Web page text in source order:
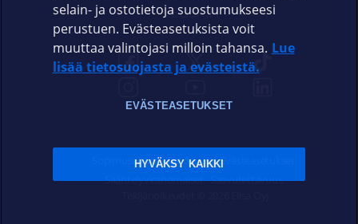
ELISA.FI
Sopimusehdot Tietosuoja Evästeasetukset
Sääntelyviranomaiset Saavutettavuus
selain- ja ostotietoja suostumukseesi
perustuen. Evästeasetuksista voit
muuttaa valintojasi milloin tahansa. Lue
lisää tietosuojasta ja evästeistä.
EVÄSTEASETUKSET
HYVÄKSY KAIKKI